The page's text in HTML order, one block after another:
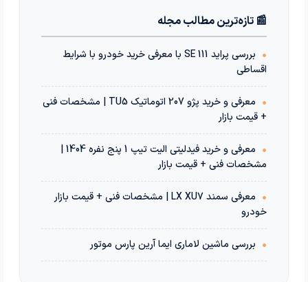
📰 تازه‌ترین مطالب مجله
•
بررسی پراید 111 SE با معرفی خرید خودرو با شرایط
اقساطی
•
معرفی و خرید پژو 207 اتوماتیک TU5 | مشخصات فنی
+ قیمت بازار
•
معرفی و خرید فیدلیتی الیت تیپ 1 پنج نفره 1404 |
مشخصات فنی + قیمت بازار
•
معرفی سمند LX XU7 | مشخصات فنی + قیمت بازار
خودرو
• بررسی ماشین لاماری ایما آرین پارس موتور